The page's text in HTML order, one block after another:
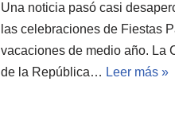
Una noticia pasó casi
las celebraciones de Fiestas
vacaciones de medio año. La
de la República… Leer más »